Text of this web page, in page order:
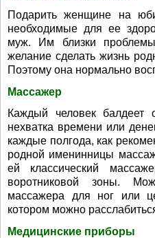
Подарить женщине на
необходимые для ее
муж. Им близки
желание сделать жизнь
Поэтому она нормально
Массажер
Каждый человек балдеет
нехватка времени или
каждые полгода, как
родной именинницы
ей классический
воротниковой зоны.
массажера для ног или
котором можно
Медицинские приборы